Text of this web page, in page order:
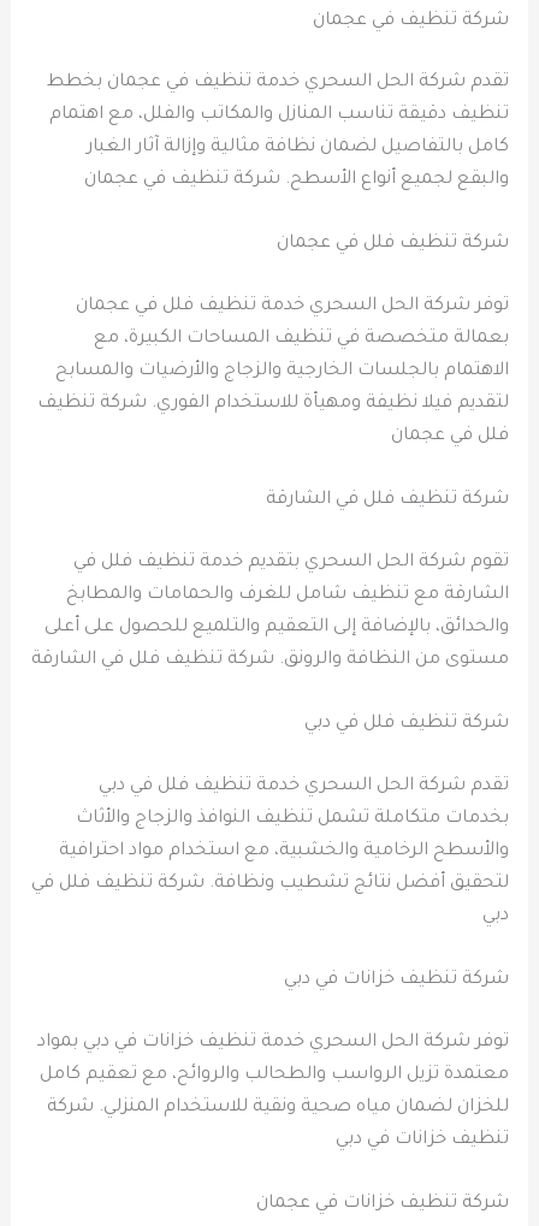
شركة تنظيف في عجمان
تقدم شركة الحل السحري خدمة تنظيف في عجمان بخطط
تنظيف دقيقة تناسب المنازل والمكاتب والفلل، مع اهتمام
كامل بالتفاصيل لضمان نظافة مثالية وإزالة آثار الغبار
والبقع لجميع أنواع الأسطح. شركة تنظيف في عجمان
شركة تنظيف فلل في عجمان
توفر شركة الحل السحري خدمة تنظيف فلل في عجمان
بعمالة متخصصة في تنظيف المساحات الكبيرة، مع
الاهتمام بالجلسات الخارجية والزجاج والأرضيات والمسابح
لتقديم فيلا نظيفة ومهيأة للاستخدام الفوري. شركة تنظيف
فلل في عجمان
شركة تنظيف فلل في الشارقة
تقوم شركة الحل السحري بتقديم خدمة تنظيف فلل في
الشارقة مع تنظيف شامل للغرف والحمامات والمطابخ
والحدائق، بالإضافة إلى التعقيم والتلميع للحصول على أعلى
مستوى من النظافة والرونق. شركة تنظيف فلل في الشارقة
شركة تنظيف فلل في دبي
تقدم شركة الحل السحري خدمة تنظيف فلل في دبي
بخدمات متكاملة تشمل تنظيف النوافذ والزجاج والأثاث
والأسطح الرخامية والخشبية، مع استخدام مواد احترافية
لتحقيق أفضل نتائج تشطيب ونظافة. شركة تنظيف فلل في
دبي
شركة تنظيف خزانات في دبي
توفر شركة الحل السحري خدمة تنظيف خزانات في دبي بمواد
معتمدة تزيل الرواسب والطحالب والروائح، مع تعقيم كامل
للخزان لضمان مياه صحية ونقية للاستخدام المنزلي. شركة
تنظيف خزانات في دبي
شركة تنظيف خزانات في عجمان